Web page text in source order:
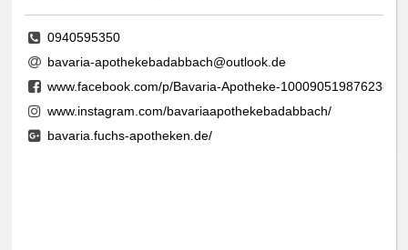
0940595350
bavaria-apothekebadabbach@outlook.de
www.facebook.com/p/Bavaria-Apotheke-100090519876238/
www.instagram.com/bavariaapothekebadabbach/
bavaria.fuchs-apotheken.de/